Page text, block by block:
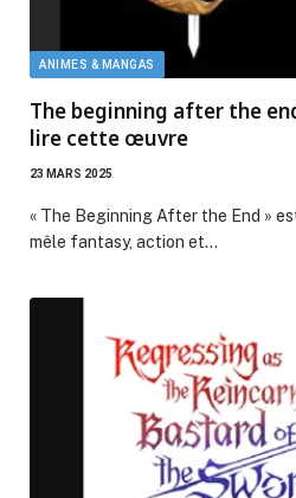
ANIMES & MANGAS
The beginning after the
lire cette œuvre
23 MARS 2025
« The Beginning After the End »
mêle fantasy, action et…